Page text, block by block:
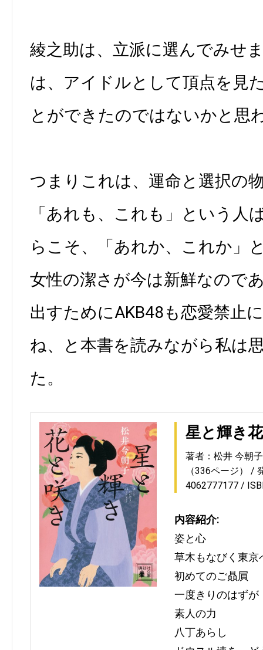
綾之助は、立派に選んでみせ
は、アイドルとして頂点を見
とができたのではないかと思
つまりこれは、運命と選択の
「あれも、これも」という人
らこそ、「あれか、これか」
女性の潔さが今は新鮮なので
出すためにAKB48も恋愛禁止
ね、と本書を読みながら私は
た。
星と輝き
著者：松井 今朝子
（336ページ）
4062777177
内容紹介:
姿と心
草木もなびく東京
初めてのご贔屓
一度きりのはずが
素人の力
八丁あらし